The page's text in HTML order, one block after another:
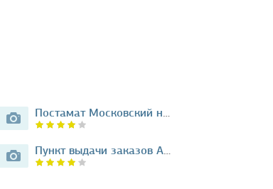
Постамат Московский на улице…
Пункт выдачи заказов Авито…